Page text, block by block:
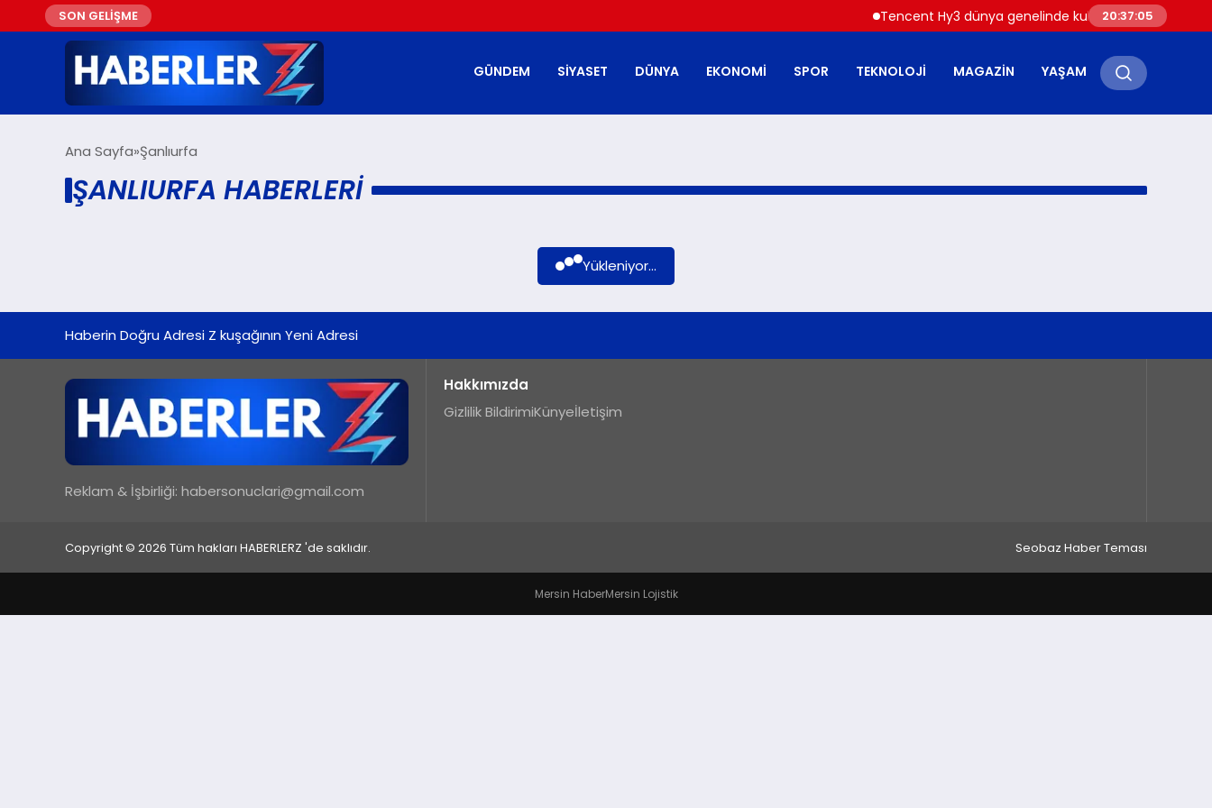
SON GELİŞME Tencent Hy3 dünya genelinde kullanıma sunuldu
20:37:05
GÜNDEM SIYASET DÜNYA EKONOMI SPOR TEKNOLOJI MAGAZIN YAŞAM
Ana Sayfa Şanlıurfa
ŞANLIURFA HABERLERI
Yükleniyor...
Haberin Doğru Adresi Z kuşağının Yeni Adresi
Reklam & İşbirliği: habersonuclari@gmail.com
Hakkımızda
Gizlilik BildirimiKünyeİletişim
Copyright © 2026 Tüm hakları HABERLERZ 'de saklıdır. Seobaz Haber Teması
Mersin HaberMersin Lojistik